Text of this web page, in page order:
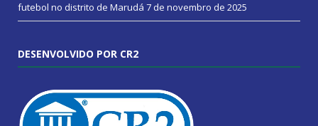
futebol no distrito de Marudá 7 de novembro de 2025
DESENVOLVIDO POR CR2